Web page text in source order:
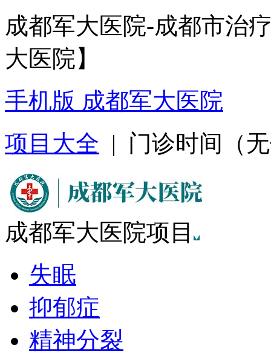
成都军大医院-成都市治
大医院】
手机版 成都军大医院
项目大全 | 门诊时间（
成都军大医院项目
失眠
抑郁症
精神分裂